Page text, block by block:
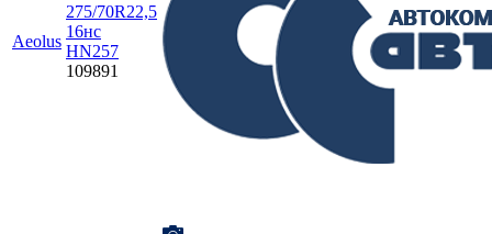
Aeolus
275/70R22,5
16нс
HN257
109891